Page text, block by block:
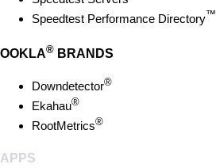
Speedtest Performance Directory™
OOKLA® BRANDS
Downdetector®
Ekahau®
RootMetrics®
APPS